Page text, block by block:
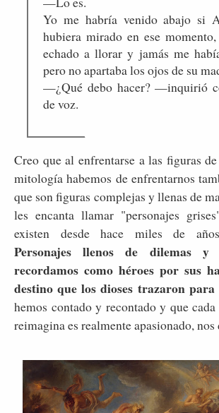
Yo me habría venido abajo si
hubiera mirado en ese
echado a llorar y jamás me
pero no apartaba los ojos de su
—¿Qué debo hacer? —inquirió
de voz.
Creo que al enfrentarse a las figuras
mitología habemos de enfrentarnos
que son figuras complejas y llenas de
les encanta llamar "personajes
existen desde hace miles de
Personajes llenos de dilemas y
recordamos como héroes por sus
destino que los dioses trazaron para
hemos contado y recontado y que
reimagina es realmente apasionado, nos